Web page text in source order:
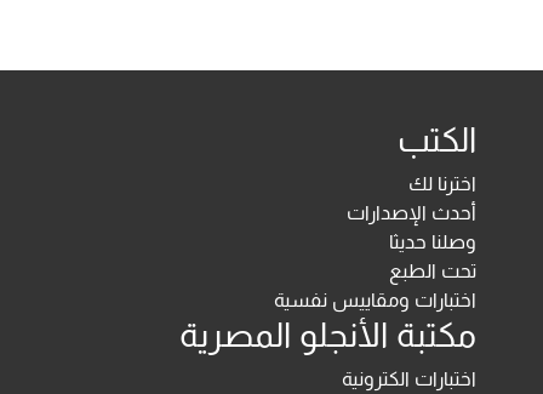
الكتب
اخترنا لك
أحدث الإصدارات
وصلنا حديثا
تحت الطبع
اختبارات ومقاييس نفسية
مكتبة الأنجلو المصرية
اختبارات الكترونية